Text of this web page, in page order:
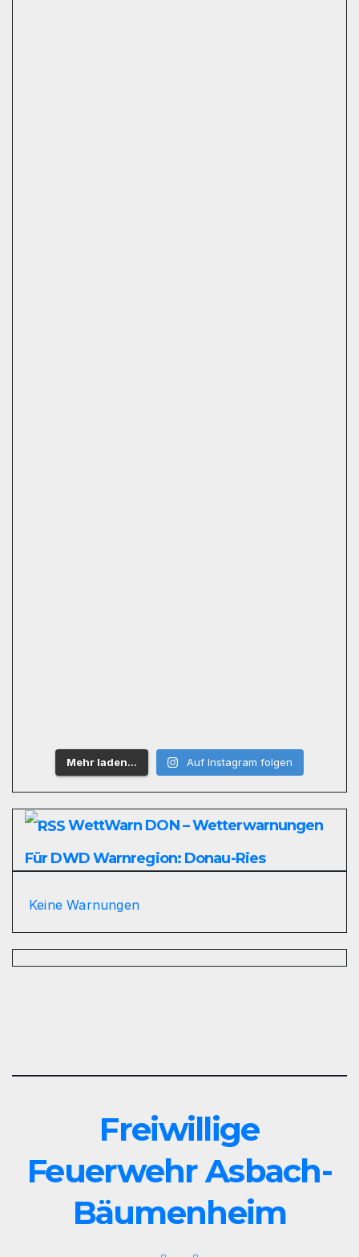
Mehr laden… Auf Instagram folgen
WettWarn DON – Wetterwarnungen
Für DWD Warnregion: Donau-Ries
Keine Warnungen
Freiwillige
Feuerwehr Asbach-
Bäumenheim